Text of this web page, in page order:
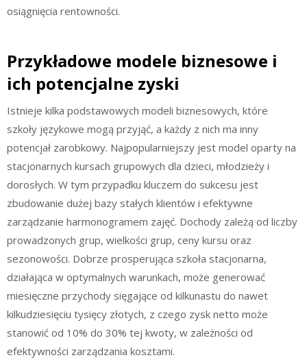
osiągnięcia rentowności.
Przykładowe modele biznesowe i
ich potencjalne zyski
Istnieje kilka podstawowych modeli biznesowych, które
szkoły językowe mogą przyjąć, a każdy z nich ma inny
potencjał zarobkowy. Najpopularniejszy jest model oparty na
stacjonarnych kursach grupowych dla dzieci, młodzieży i
dorosłych. W tym przypadku kluczem do sukcesu jest
zbudowanie dużej bazy stałych klientów i efektywne
zarządzanie harmonogramem zajęć. Dochody zależą od liczby
prowadzonych grup, wielkości grup, ceny kursu oraz
sezonowości. Dobrze prosperująca szkoła stacjonarna,
działająca w optymalnych warunkach, może generować
miesięczne przychody sięgające od kilkunastu do nawet
kilkudziesięciu tysięcy złotych, z czego zysk netto może
stanowić od 10% do 30% tej kwoty, w zależności od
efektywności zarządzania kosztami.